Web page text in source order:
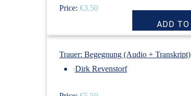
Price: €3.50
Trauer: Begegnung (Audio + Transkript)
›Dirk Revenstorf